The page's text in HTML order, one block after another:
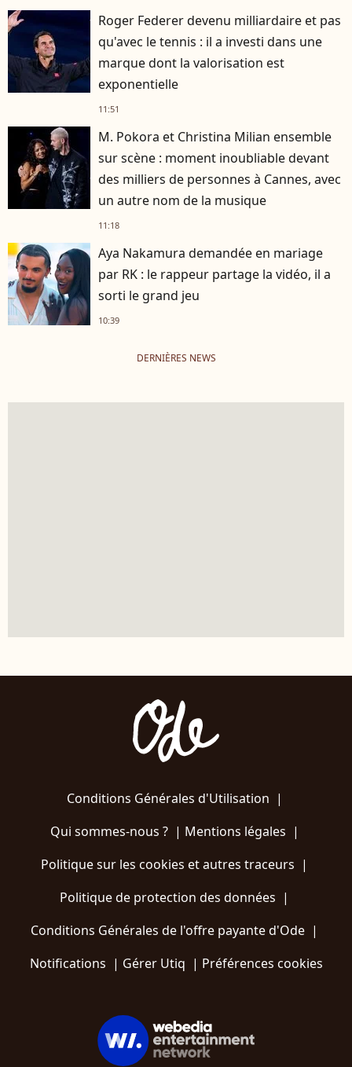
Roger Federer devenu milliardaire et pas
qu'avec le tennis : il a investi dans une
marque dont la valorisation est
exponentielle
11:51
M. Pokora et Christina Milian ensemble
sur scène : moment inoubliable devant
des milliers de personnes à Cannes, avec
un autre nom de la musique
11:18
Aya Nakamura demandée en mariage
par RK : le rappeur partage la vidéo, il a
sorti le grand jeu
10:39
DERNIÈRES NEWS
Conditions Générales d'Utilisation |
Qui sommes-nous ?| Mentions légales |
Politique sur les cookies et autres traceurs |
Politique de protection des données |
Conditions Générales de l'offre payante d'Ode |
Notifications | Gérer Utiq | Préférences cookies